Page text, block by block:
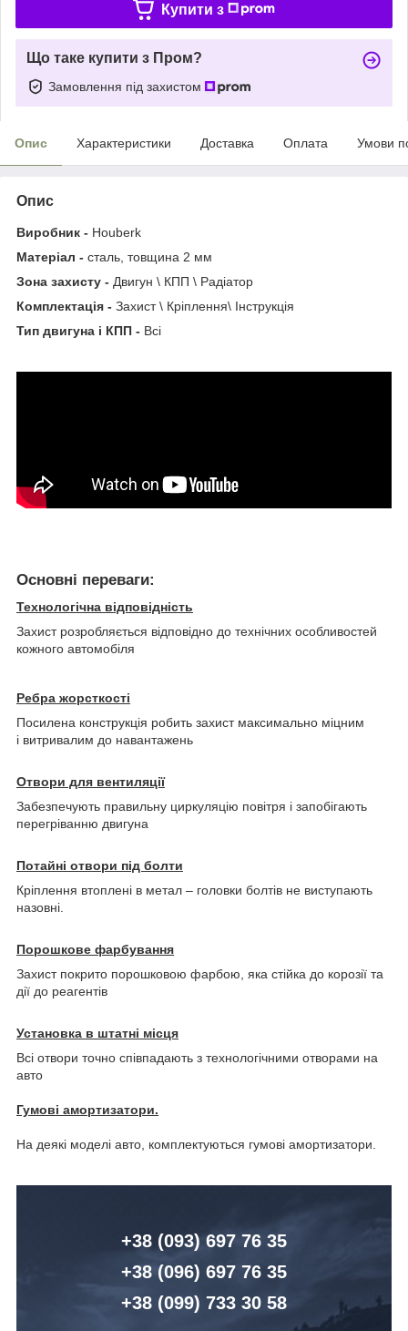
Купити з
Що таке купити з Пром?
Замовлення під захистом
Опис Характеристики Доставка Оплата Умови
Опис
Виробник - Houberk
Матеріал - сталь, товщина 2 мм
Зона захисту - Двигун \ КПП \ Радіатор
Комплектація - Захист \ Кріплення\ Інструкція
Тип двигуна і КПП - Всі
Основні переваги:
Технологічна відповідність
Захист розробляється відповідно до технічних особливостей
кожного автомобіля
Ребра жорсткості
Посилена конструкція робить захист максимально міцним
і витривалим до навантажень
Отвори для вентиляції
Забезпечують правильну циркуляцію повітря і запобігають
перегріванню двигуна
Потайні отвори під болти
Кріплення втоплені в метал – головки болтів не виступають
назовні.
Порошкове фарбування
Захист покрито порошковою фарбою, яка стійка до корозії та
дії до реагентів
Установка в штатні місця
Всі отвори точно співпадають з технологічними отворами на
авто
Гумові амортизатори.
На деякі моделі авто, комплектуються гумові амортизатори.
+38 (093) 697 76 35
+38 (096) 697 76 35
+38 (099) 733 30 58